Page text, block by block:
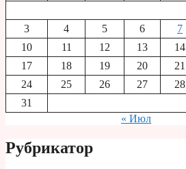
3
4 5 6 7
10
11 12 13 14
17
18 19 20 21
24
25 26 27 28
31
« Июл
Рубрикатор